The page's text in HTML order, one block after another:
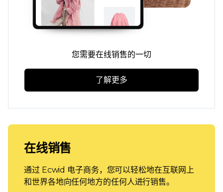
您需要在线销售的一切
了解更多
在线销售
通过 Ecwid 电子商务，您可以轻松地在互联网上
和世界各地向任何地方的任何人进行销售。